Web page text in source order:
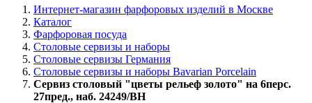
Интернет-магазин фарфоровых изделий в Москве
Каталог
Фарфоровая посуда
Столовые сервизы и наборы
Столовые сервизы Германия
Столовые сервизы и наборы Bavarian Porcelain
Сервиз столовый "цветы рельеф золото" на 6перс.
27пред., наб. 24249/BH